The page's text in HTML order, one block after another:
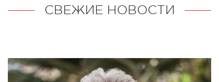
СВЕЖИЕ НОВОСТИ